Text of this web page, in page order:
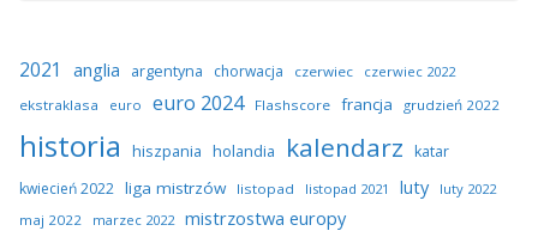
2021 anglia argentyna chorwacja czerwiec
czerwiec 2022
ekstraklasa
euro euro 2024 Flashscore francja grudzień 2022
historia hiszpania holandia kalendarz katar
kwiecień 2022 liga mistrzów listopad listopad 2021 luty
luty 2022
maj 2022
marzec 2022 mistrzostwa europy